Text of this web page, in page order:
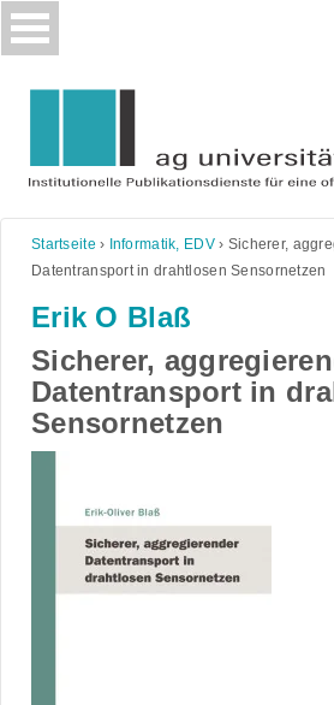
Skip
to
Startseite › Informatik, EDV› Sicherer,
Datentransport in drahtlosen Sensornetzen
Erik O Blaß
Sicherer,
Datentransport in
Sensornetzen